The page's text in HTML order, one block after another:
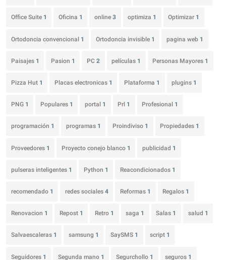
Office Suite 1 Oficina 1 online 3 optimiza 1 Optimizar 1
Ortodoncia convencional 1 Ortodoncia invisible 1 pagina web 1
Paisajes 1 Pasion 1 PC 2 películas 1 Personas Mayores 1
Pizza Hut 1 Placas electronicas 1 Plataforma 1 plugins 1
PNG 1 Populares 1 portal 1 Prl 1 Profesional 1
programación 1 programas 1 Proindiviso 1 Propiedades 1
Proveedores 1 Proyecto conejo blanco 1 publicidad 1
pulseras inteligentes 1 Python 1 Reacondicionados 1
recomendado 1 redes sociales 4 Reformas 1 Regalos 1
Renovacion 1 Repost 1 Retro 1 saga 1 Salas 1 salud 1
Salvaescaleras 1 samsung 1 SaySMS 1 script 1
Seguidores 1 Segunda mano 1 Segurchollo 1 seguros 1